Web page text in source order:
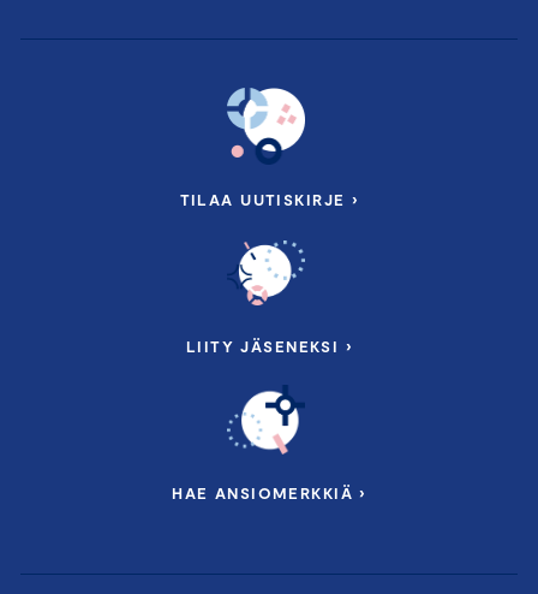
TILAA UUTISKIRJE ›
LIITY JÄSENEKSI ›
HAE ANSIOMERKKIÄ ›